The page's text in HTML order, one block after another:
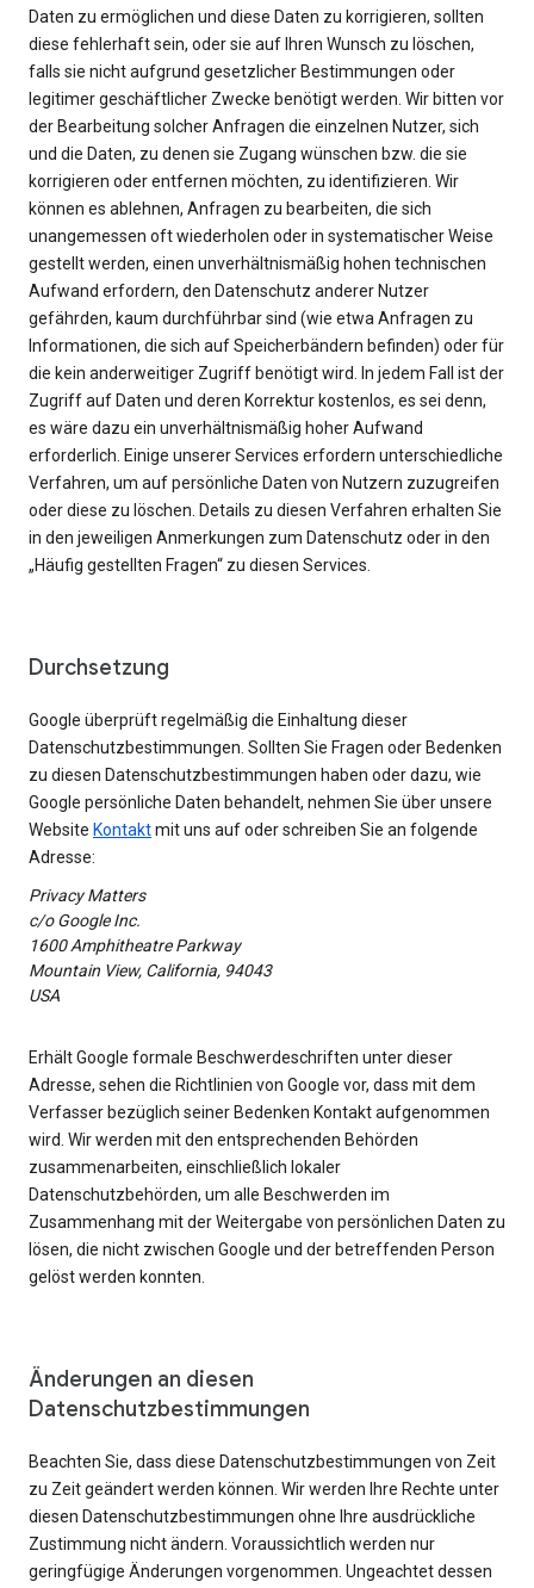
Daten zu ermöglichen und diese Daten zu korrigieren, sollten
diese fehlerhaft sein, oder sie auf Ihren Wunsch zu löschen,
falls sie nicht aufgrund gesetzlicher Bestimmungen oder
legitimer geschäftlicher Zwecke benötigt werden. Wir bitten vor
der Bearbeitung solcher Anfragen die einzelnen Nutzer, sich
und die Daten, zu denen sie Zugang wünschen bzw. die sie
korrigieren oder entfernen möchten, zu identifizieren. Wir
können es ablehnen, Anfragen zu bearbeiten, die sich
unangemessen oft wiederholen oder in systematischer Weise
gestellt werden, einen unverhältnismäßig hohen technischen
Aufwand erfordern, den Datenschutz anderer Nutzer
gefährden, kaum durchführbar sind (wie etwa Anfragen zu
Informationen, die sich auf Speicherbändern befinden) oder für
die kein anderweitiger Zugriff benötigt wird. In jedem Fall ist der
Zugriff auf Daten und deren Korrektur kostenlos, es sei denn,
es wäre dazu ein unverhältnismäßig hoher Aufwand
erforderlich. Einige unserer Services erfordern unterschiedliche
Verfahren, um auf persönliche Daten von Nutzern zuzugreifen
oder diese zu löschen. Details zu diesen Verfahren erhalten Sie
in den jeweiligen Anmerkungen zum Datenschutz oder in den
„Häufig gestellten Fragen“ zu diesen Services.
Durchsetzung
Google überprüft regelmäßig die Einhaltung dieser
Datenschutzbestimmungen. Sollten Sie Fragen oder Bedenken
zu diesen Datenschutzbestimmungen haben oder dazu, wie
Google persönliche Daten behandelt, nehmen Sie über unsere
Website Kontaktmit uns auf oder schreiben Sie an folgende
Adresse:
Privacy Matters
c/o Google Inc.
1600 Amphitheatre Parkway
Mountain View, California, 94043
USA
Erhält Google formale Beschwerdeschriften unter dieser
Adresse, sehen die Richtlinien von Google vor, dass mit dem
Verfasser bezüglich seiner Bedenken Kontakt aufgenommen
wird. Wir werden mit den entsprechenden Behörden
zusammenarbeiten, einschließlich lokaler
Datenschutzbehörden, um alle Beschwerden im
Zusammenhang mit der Weitergabe von persönlichen Daten zu
lösen, die nicht zwischen Google und der betreffenden Person
gelöst werden konnten.
Änderungen an diesen
Datenschutzbestimmungen
Beachten Sie, dass diese Datenschutzbestimmungen von Zeit
zu Zeit geändert werden können. Wir werden Ihre Rechte unter
diesen Datenschutzbestimmungen ohne Ihre ausdrückliche
Zustimmung nicht ändern. Voraussichtlich werden nur
geringfügige Änderungen vorgenommen. Ungeachtet dessen